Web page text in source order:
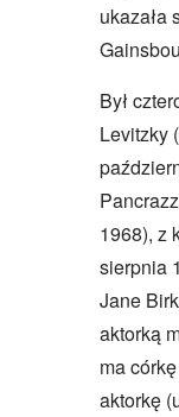
ukazała
Był
Levitzky
1968), z
sierpnia
Jane
aktorką
ma
aktorkę